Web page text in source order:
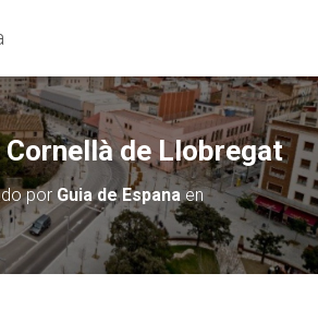
Cornellà de Llobregat
por Guia de Espanaen